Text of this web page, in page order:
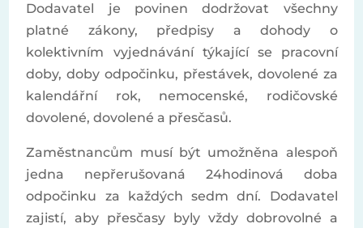
Dodavatel je povinen dodržovat všechny
platné zákony, předpisy a dohody o
kolektivním vyjednávání týkající se pracovní
doby, doby odpočinku, přestávek, dovolené za
kalendářní rok, nemocenské, rodičovské
dovolené, dovolené a přesčasů.
Zaměstnancům musí být umožněna alespoň
jedna nepřerušovaná 24hodinová doba
odpočinku za každých sedm dní. Dodavatel
zajistí, aby přesčasy byly vždy dobrovolné a